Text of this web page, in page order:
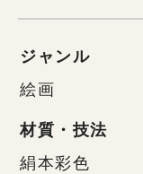
ジャンル
絵画
材質・技法
絹本彩色